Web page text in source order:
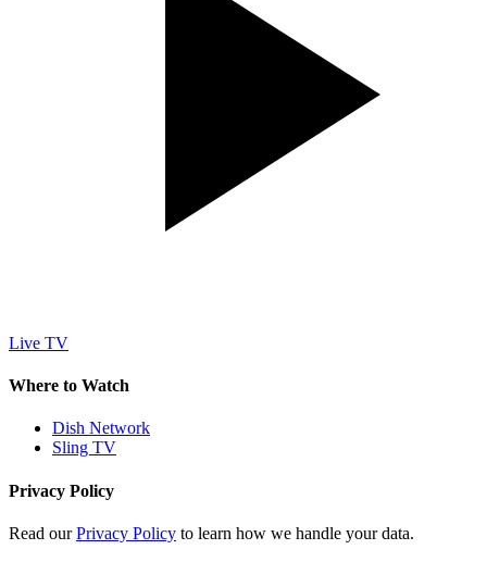
Live TV
Where to Watch
Dish Network
Sling TV
Privacy Policy
Read ourPrivacy Policy to learn how we handle your data.